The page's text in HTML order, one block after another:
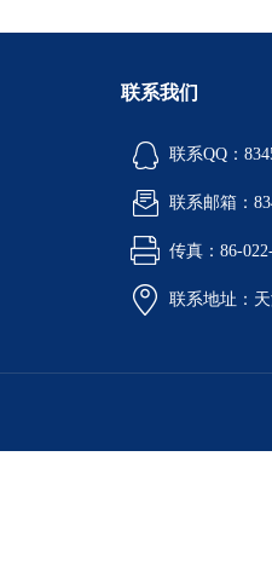
联系我们
联系QQ：
联系邮箱：
传真：86-
联系地址：